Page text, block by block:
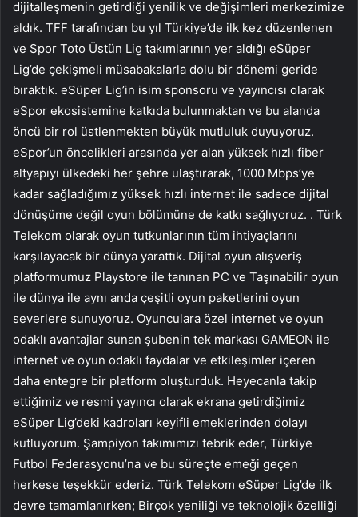
dijitalleşmenin getirdiği yenilik ve değişimleri merkezimize
aldık. TFF tarafından bu yıl Türkiye’de ilk kez düzenlenen
ve Spor Toto Üstün Lig takımlarının yer aldığı eSüper
Lig’de çekişmeli müsabakalarla dolu bir dönemi geride
bıraktık. eSüper Lig’in isim sponsoru ve yayıncısı olarak
eSpor ekosistemine katkıda bulunmaktan ve bu alanda
öncü bir rol üstlenmekten büyük mutluluk duyuyoruz.
eSpor’un öncelikleri arasında yer alan yüksek hızlı fiber
altyapıyı ülkedeki her şehre ulaştırarak, 1000 Mbps’ye
kadar sağladığımız yüksek hızlı internet ile sadece dijital
dönüşüme değil oyun bölümüne de katkı sağlıyoruz. . Türk
Telekom olarak oyun tutkunlarının tüm ihtiyaçlarını
karşılayacak bir dünya yarattık. Dijital oyun alışveriş
platformumuz Playstore ile tanınan PC ve Taşınabilir oyun
ile dünya ile aynı anda çeşitli oyun paketlerini oyun
severlere sunuyoruz. Oyunculara özel internet ve oyun
odaklı avantajlar sunan şubenin tek markası GAMEON ile
internet ve oyun odaklı faydalar ve etkileşimler içeren
daha entegre bir platform oluşturduk. Heyecanla takip
ettiğimiz ve resmi yayıncı olarak ekrana getirdiğimiz
eSüper Lig’deki kadroları keyifli emeklerinden dolayı
kutluyorum. Şampiyon takımımızı tebrik eder, Türkiye
Futbol Federasyonu’na ve bu süreçte emeği geçen
herkese teşekkür ederiz. Türk Telekom eSüper Lig’de ilk
devre tamamlanırken; Birçok yeniliği ve teknolojik özelliği